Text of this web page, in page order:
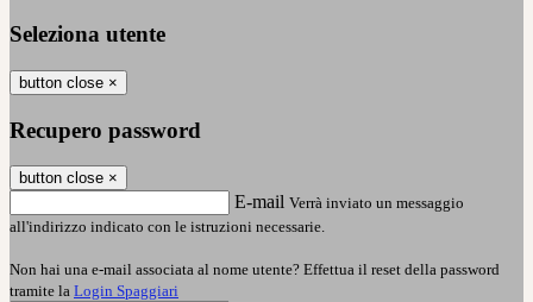
Seleziona utente
button close ×
Recupero password
button close ×
E-mail Verrà inviato un messaggio
all'indirizzo indicato con le istruzioni necessarie.
Non hai una e-mail associata al nome utente? Effettua il reset della password
tramite la Login Spaggiari